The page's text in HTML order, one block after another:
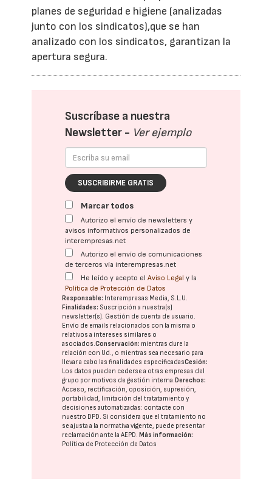
planes de seguridad e higiene (analizadas
junto con los sindicatos),que se han
analizado con los sindicatos, garantizan la
apertura segura.
Suscríbase a nuestra
Newsletter - Ver ejemplo
SUSCRIBIRME GRATIS
Marcar todos
Autorizo el envío de newsletters y
avisos informativos personalizados de
interempresas.net
Autorizo el envío de comunicaciones
de terceros vía interempresas.net
He leído y acepto elAviso Legal y la
Política de Protección de Datos
Responsable: Interempresas Media, S.L.U.
Finalidades: Suscripción a nuestra(s)
newsletter(s). Gestión de cuenta de usuario.
Envío de emails relacionados con la misma o
relativos a intereses similares o
asociados.Conservación: mientras dure la
relación con Ud., o mientras sea necesario para
llevar a cabo las finalidades especificadasCesión:
Los datos pueden cederse a otras empresas del
grupo por motivos de gestión interna. Derechos:
Acceso, rectificación, oposición, supresión,
portabilidad, limitación del tratatamiento y
decisiones automatizadas: contacte con
nuestro DPD. Si considera que el tratamiento no
se ajusta a la normativa vigente, puede presentar
reclamación ante laAEPD. Más información:
Política de Protección de Datos